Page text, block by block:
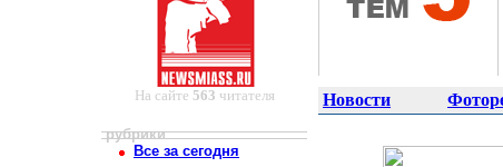
На сайте 563 читателя Новости
рубрики
Все за сегодня